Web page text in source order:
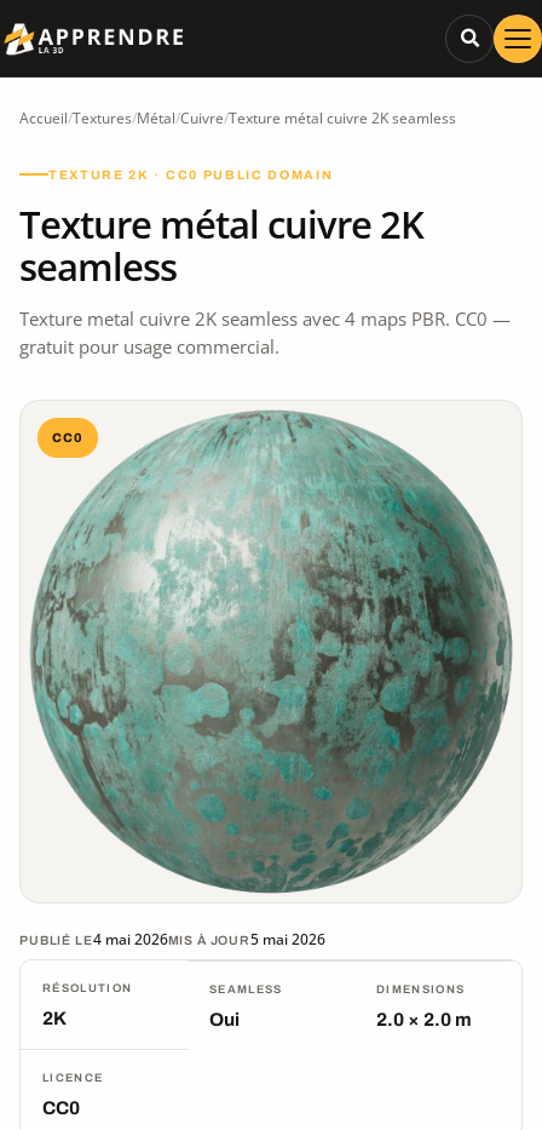
Accueil/Textures/Métal/Cuivre/Texture métal cuivre 2K seamless
TEXTURE 2K · CC0 PUBLIC DOMAIN
Texture métal cuivre 2K
seamless
Texture metal cuivre 2K seamless avec 4 maps PBR. CC0 —
gratuit pour usage commercial.
CC0
PUBLIÉ LE4 mai 2026MIS À JOUR5 mai 2026
RÉSOLUTION
2K
SEAMLESS
Oui
DIMENSIONS
2.0 × 2.0 m
LICENCE
CC0